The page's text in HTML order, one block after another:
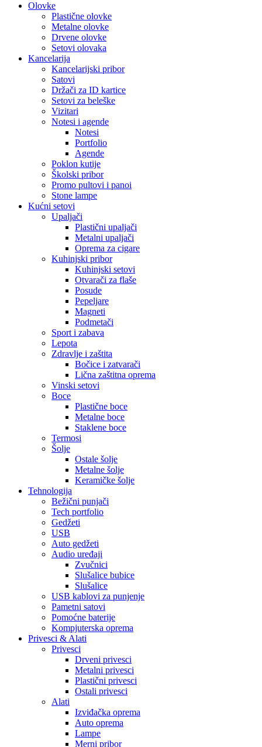
Olovke
Plastične olovke
Metalne olovke
Drvene olovke
Setovi olovaka
Kancelarija
Kancelarijski pribor
Satovi
Držači za ID kartice
Setovi za beleške
Vizitari
Notesi i agende
Notesi
Portfolio
Agende
Poklon kutije
Školski pribor
Promo pultovi i panoi
Stone lampe
Kućni setovi
Upaljači
Plastični upaljači
Metalni upaljači
Oprema za cigare
Kuhinjski pribor
Kuhinjski setovi
Otvarači za flaše
Posude
Pepeljare
Magneti
Podmetači
Sport i zabava
Lepota
Zdravlje i zaštita
Bočice i zatvarači
Lična zaštitna oprema
Vinski setovi
Boce
Plastične boce
Metalne boce
Staklene boce
Termosi
Šolje
Ostale šolje
Metalne šolje
Keramičke šolje
Tehnologija
Bežični punjači
Tech portfolio
Gedžeti
USB
Auto gedžeti
Audio uređaji
Zvučnici
Slušalice bubice
Slušalice
USB kablovi za punjenje
Pametni satovi
Pomoćne baterije
Kompjuterska oprema
Privesci & Alati
Privesci
Drveni privesci
Metalni privesci
Plastični privesci
Ostali privesci
Alati
Izviđačka oprema
Auto oprema
Lampe
Merni pribor